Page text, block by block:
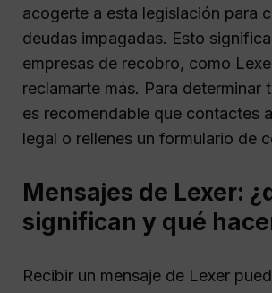
acogerte a esta legislación para
deudas impagadas. Esto
empresas de recobro, como
reclamarte más. Para determinar
es recomendable que contactes
legal o rellenes un formulario de
Mensajes de Lexer:
significan y qué
Recibir un mensaje de Lexer